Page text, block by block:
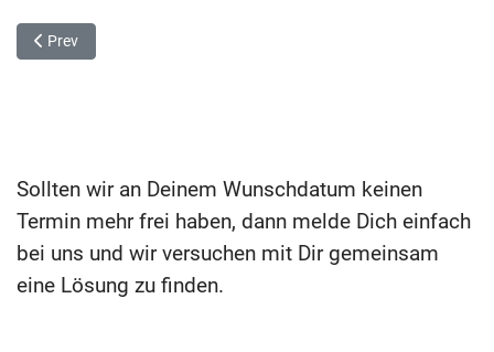
Previous article: Datenschutz
Prev
Sollten wir an Deinem Wunschdatum keinen
Termin mehr frei haben, dann melde Dich einfach
bei uns und wir versuchen mit Dir gemeinsam
eine Lösung zu finden.